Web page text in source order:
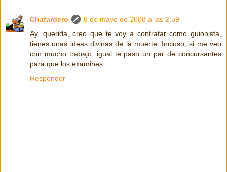
Chafardero
8 de mayo de 2008 a las 2:59
Ay, querida, creo que te voy a contratar como guionista,
tienes unas ideas divinas de la muerte. Incluso, si me veo
con mucho trabajo, igual te paso un par de concursantes
para que los examines
Responder